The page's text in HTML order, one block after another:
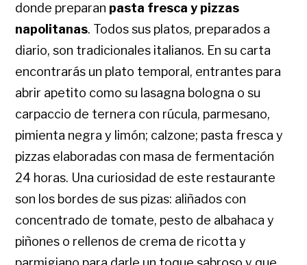
donde preparan pasta fresca y pizzas
napolitanas. Todos sus platos, preparados a
diario, son tradicionales italianos. En su carta
encontrarás un plato temporal, entrantes para
abrir apetito como su lasagna bologna o su
carpaccio de ternera con rúcula, parmesano,
pimienta negra y limón; calzone; pasta fresca y
pizzas elaboradas con masa de fermentación
24 horas. Una curiosidad de este restaurante
son los bordes de sus pizas: aliñados con
concentrado de tomate, pesto de albahaca y
piñones o rellenos de crema de ricotta y